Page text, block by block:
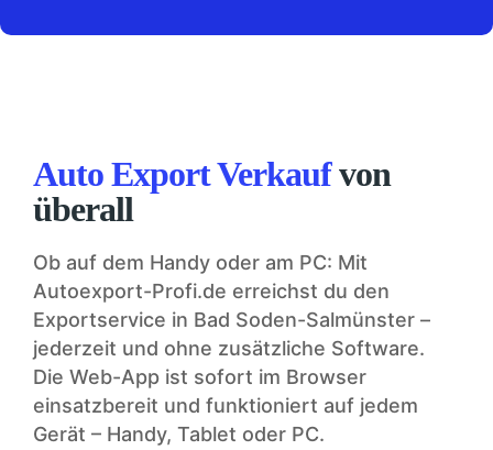
Auto Export Verkaufvon
überall
Ob auf dem Handy oder am PC: Mit
Autoexport-Profi.de erreichst du den
Exportservice in Bad Soden-Salmünster –
jederzeit und ohne zusätzliche Software.
Die Web-App ist sofort im Browser
einsatzbereit und funktioniert auf jedem
Gerät – Handy, Tablet oder PC.